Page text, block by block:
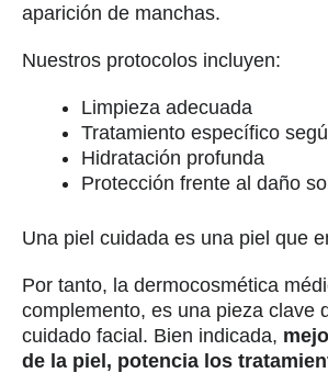
aparición de manchas.
Nuestros protocolos incluyen:
Limpieza adecuada
Tratamiento específico
Hidratación profunda
Protección frente al daño
Una piel cuidada es una piel que
Por tanto, la dermocosmética
complemento, es una pieza clave
cuidado facial. Bien indicada,
de la piel, potencia los